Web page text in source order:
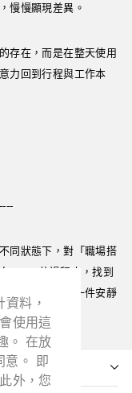
料，
使用這
。 在放
意。 即
外，您
料，
使用這
。 在放
意。 即
外，您
慢慢顯現差異。
存在，而是在整天使用
力回到行程與工作本
同狀態下，對「職場搭
2026 的過程中，找到
，成為生活裡一件安靜